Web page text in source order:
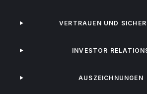
VERTRAUEN UND
INVESTOR
AUSZEICHNUNGEN